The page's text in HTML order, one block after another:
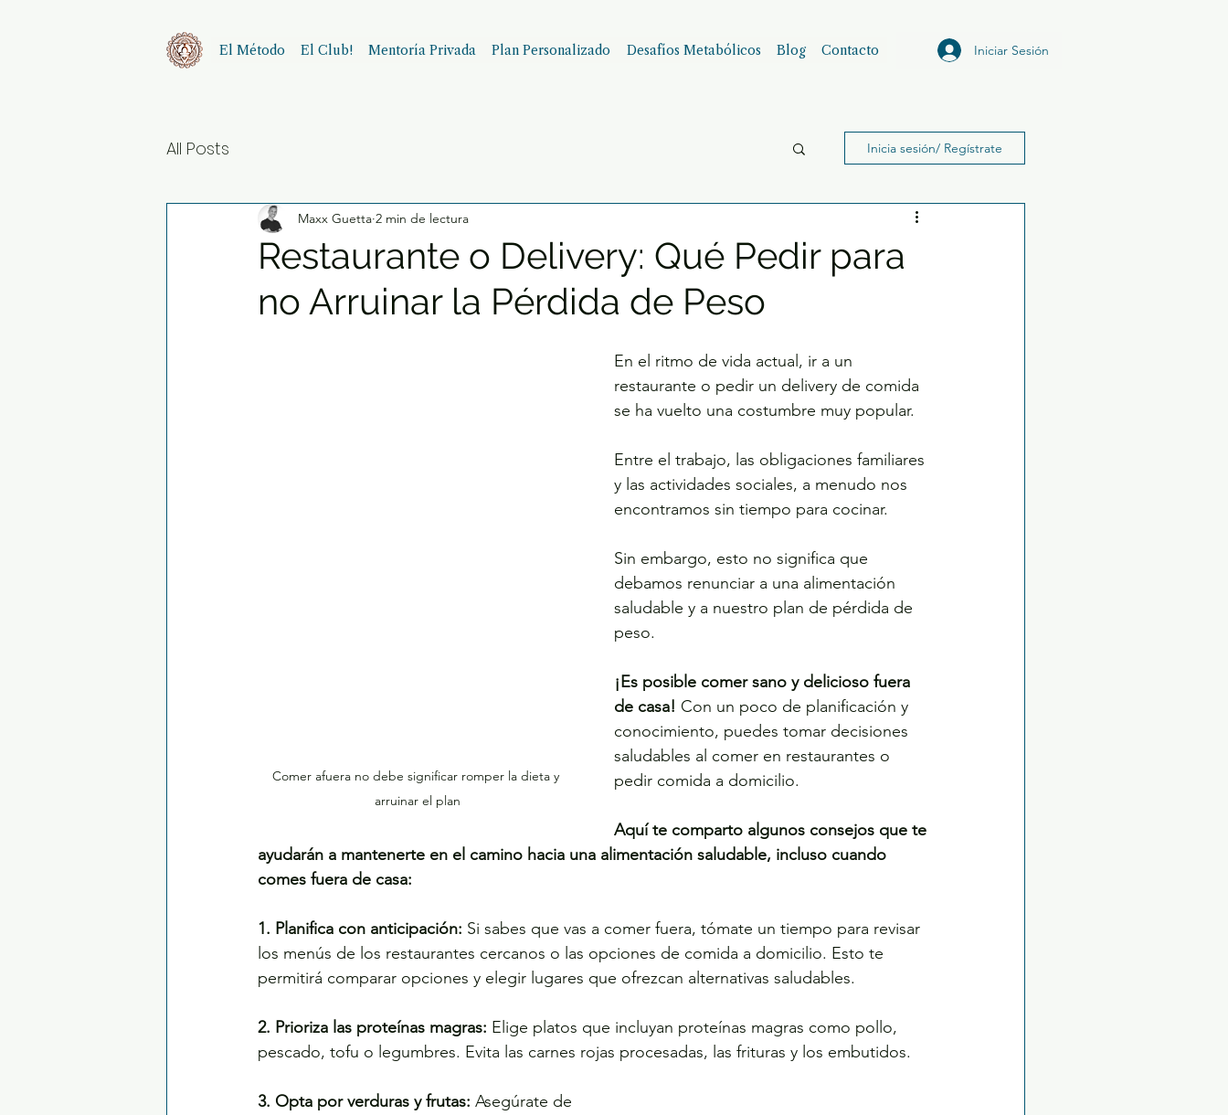
El Método El Club! Mentoría Privada Plan Personalizado Desafíos Metabólicos Blog Contacto Iniciar Sesión
All Posts Inicia sesión/ Regístrate
Restaurante o Delivery: Qué Pedir para
no Arruinar la Pérdida de Peso
Maxx Guetta 2 min de lectura
Comer afuera no debe significar romper la dieta y
arruinar el plan
En el ritmo de vida actual, ir a un
restaurante o pedir un delivery de comida
se ha vuelto una costumbre muy popular.
Entre el trabajo, las obligaciones familiares
y las actividades sociales, a menudo nos
encontramos sin tiempo para cocinar.
Sin embargo, esto no significa que
debamos renunciar a una alimentación
saludable y a nuestro plan de pérdida de
peso.
¡Es posible comer sano y delicioso fuera
de casa! Con un poco de planificación y
conocimiento, puedes tomar decisiones
saludables al comer en restaurantes o
pedir comida a domicilio.
Aquí te comparto algunos consejos que te
ayudarán a mantenerte en el camino hacia una alimentación saludable, incluso cuando
comes fuera de casa:
1. Planifica con anticipación: Si sabes que vas a comer fuera, tómate un tiempo para revisar
los menús de los restaurantes cercanos o las opciones de comida a domicilio. Esto te
permitirá comparar opciones y elegir lugares que ofrezcan alternativas saludables.
2. Prioriza las proteínas magras: Elige platos que incluyan proteínas magras como pollo,
pescado, tofu o legumbres. Evita las carnes rojas procesadas, las frituras y los embutidos.
3. Opta por verduras y frutas: Asegúrate de